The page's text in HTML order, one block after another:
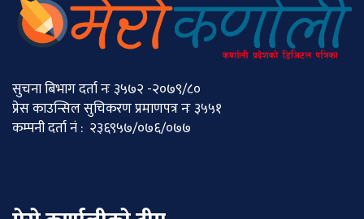
सुचना बिभाग दर्ता नः ३५७२ -२०७९/८०
प्रेस काउन्सिल सुचिकरण प्रमाणपत्र नः ३५५१
कम्पनी दर्ता नं : २३६९५७/०७६/०७७